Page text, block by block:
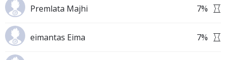
Premlata Majhi 7%
eimantas Eima 7%